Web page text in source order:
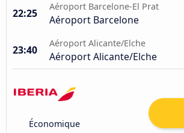
22:25
Aéroport Barcelone-El Prat
Aéroport Barcelone
23:40
Aéroport Alicante/Elche
Aéroport Alicante/Elche
Économique